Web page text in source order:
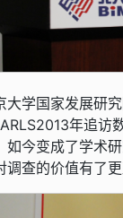
大学国家发展研
年追访
如今变成了学术
调查的价值有了更